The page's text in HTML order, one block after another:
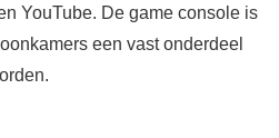
YouTube. De game console is
een vast onderdeel